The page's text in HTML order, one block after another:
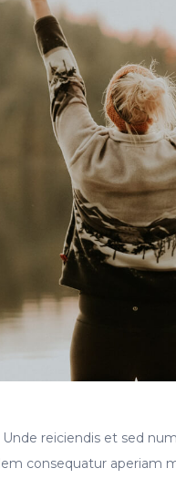
reiciendis et sed
consequatur aperiam